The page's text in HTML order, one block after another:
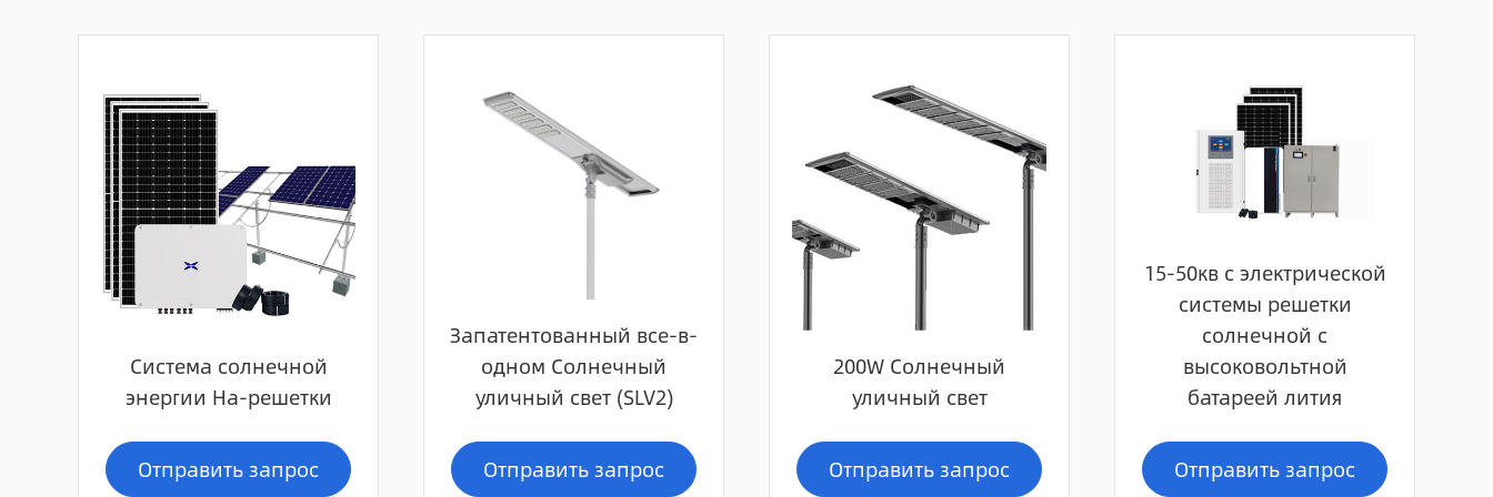
Система солнечной
энергии На-решетки
Отправить запрос
Запатентованный все-в-
одном Солнечный
уличный свет (SLV2)
Отправить запрос
200W Солнечный
уличный свет
Отправить запрос
15-50кв с электрической
системы решетки
солнечной с
высоковольтной
батареей лития
Отправить запрос